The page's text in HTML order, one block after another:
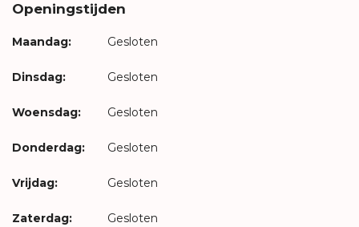
Openingstijden
Maandag: Gesloten
Dinsdag: Gesloten
Woensdag: Gesloten
Donderdag: Gesloten
Vrijdag: Gesloten
Zaterdag: Gesloten